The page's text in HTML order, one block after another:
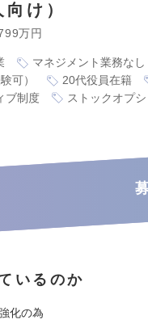
け）
万円
マネジメント業務なし
可）
20代役員在籍
ブ制度
ストックオプ
いるのか
化の為